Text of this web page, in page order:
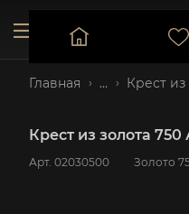
Главная ... Крест из
Крест из золота 750
Арт. 02030500 Золото